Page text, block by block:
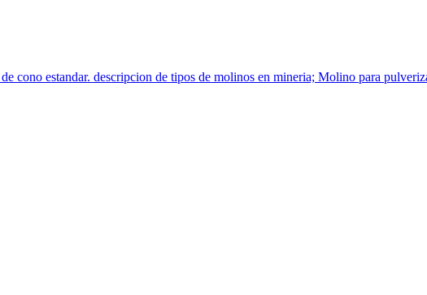
cono estandar. descripcion de tipos de molinos en mineria; Molino para